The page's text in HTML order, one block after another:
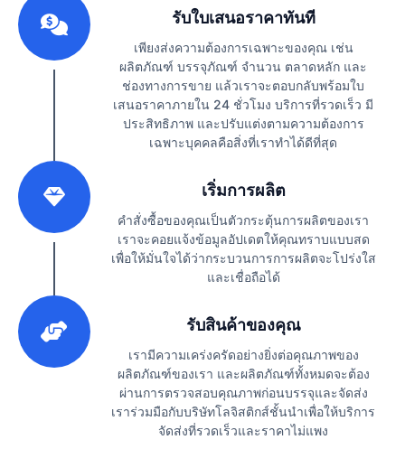
รับใบเสนอราคาทันที
เพียงส่งความต้องการเฉพาะของคุณ เช่น
ผลิตภัณฑ์ บรรจุภัณฑ์ จำนวน ตลาดหลัก และ
ช่องทางการขาย แล้วเราจะตอบกลับพร้อมใบ
เสนอราคาภายใน 24 ชั่วโมง บริการที่รวดเร็ว มี
ประสิทธิภาพ และปรับแต่งตามความต้องการ
เฉพาะบุคคลคือสิ่งที่เราทำได้ดีที่สุด
เริ่มการผลิต
คำสั่งซื้อของคุณเป็นตัวกระตุ้นการผลิตของเรา
เราจะคอยแจ้งข้อมูลอัปเดตให้คุณทราบแบบสด
เพื่อให้มั่นใจได้ว่ากระบวนการการผลิตจะโปร่งใส
และเชื่อถือได้
รับสินค้าของคุณ
เรามีความเคร่งครัดอย่างยิ่งต่อคุณภาพของ
ผลิตภัณฑ์ของเรา และผลิตภัณฑ์ทั้งหมดจะต้อง
ผ่านการตรวจสอบคุณภาพก่อนบรรจุและจัดส่ง
เราร่วมมือกับบริษัทโลจิสติกส์ชั้นนำเพื่อให้บริการ
จัดส่งที่รวดเร็วและราคาไม่แพง